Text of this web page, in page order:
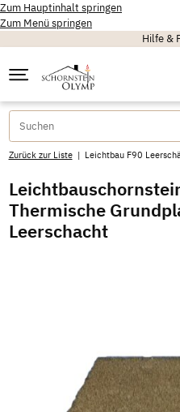
Zum Hauptinhalt springen
Zum Menü springen
Hilfe &
Zurück zur Liste Leichtbau F90
Thermische
Leerschacht